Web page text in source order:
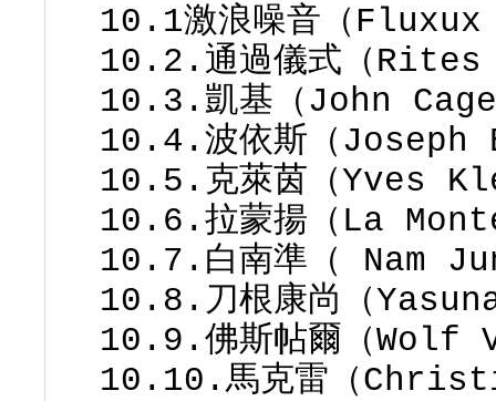
10.1激浪噪音（
10.2.通過儀式（
10.3.凱基（John
10.4.波依斯（Joseph
10.5.克萊茵（Yves
10.6.拉蒙揚（La
10.7.白南準（ Nam
10.8.刀根康尚（
10.9.佛斯帖爾（
10.10.馬克雷（